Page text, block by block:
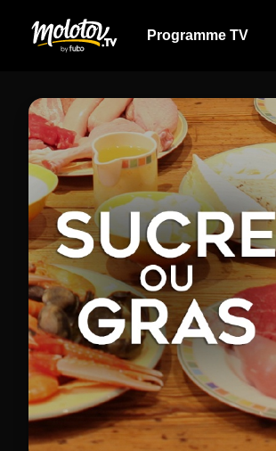
Programme TV